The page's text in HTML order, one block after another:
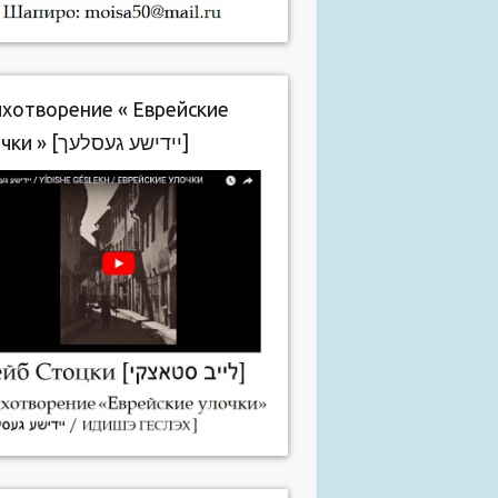
« Еврейские
улочки » [יידישע געסלעך]